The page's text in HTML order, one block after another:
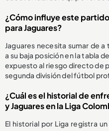
¿Cómo influye este
para Jaguares?
Jaguares necesita sumar de
a su baja posición en la tabla
expuesto al riesgo directo de
segunda división del fútbol
¿Cuál es el historial de
y Jaguares en la Liga
El historial por Liga registra